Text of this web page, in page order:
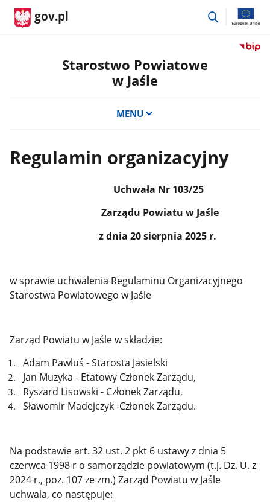
gov.pl
przejdź
Przejdź
Starostwo Powiatowe
w Jaśle
MENU
Regulamin organizacyjny
Uchwała Nr 103/25
Zarządu Powiatu w Jaśle
z dnia 20 sierpnia 2025 r.
w sprawie uchwalenia Regulaminu Organizacyjnego
Starostwa Powiatowego w Jaśle
Zarząd Powiatu w Jaśle w składzie:
Adam Pawluś - Starosta Jasielski
Jan Muzyka - Etatowy Członek Zarządu,
Ryszard Lisowski - Członek Zarządu,
Sławomir Madejczyk -Członek Zarządu.
Na podstawie art. 32 ust. 2 pkt 6 ustawy z dnia 5
czerwca 1998 r o samorządzie powiatowym (t.j. Dz. U. z
2024 r., poz. 107 ze zm.) Zarząd Powiatu w Jaśle
uchwala, co następuje: